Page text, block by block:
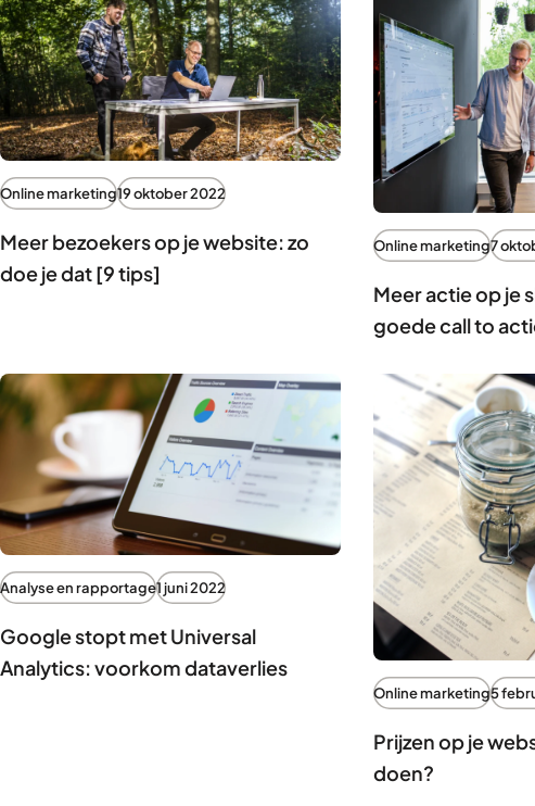
Online marketing19 oktober 2022
Meer bezoekers op je website: zo
doe je dat [9 tips]
Online marketing7
Meer actie op je
goede call to
Analyse en rapportage1 juni 2022
Google stopt met Universal
Analytics: voorkom dataverlies
Online marketing5
Prijzen op je
doen?